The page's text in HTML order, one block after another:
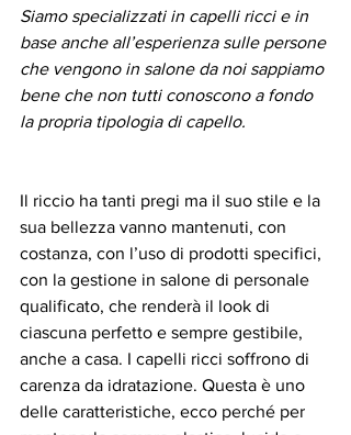
Siamo specializzati in capelli ricci e in
base anche all’esperienza sulle persone
che vengono in salone da noi sappiamo
bene che non tutti conoscono a fondo
la propria tipologia di capello.
Il riccio ha tanti pregi ma il suo stile e la
sua bellezza vanno mantenuti, con
costanza, con l’uso di prodotti specifici,
con la gestione in salone di personale
qualificato, che renderà il look di
ciascuna perfetto e sempre gestibile,
anche a casa. I capelli ricci soffrono di
carenza da idratazione. Questa è uno
delle caratteristiche, ecco perché per